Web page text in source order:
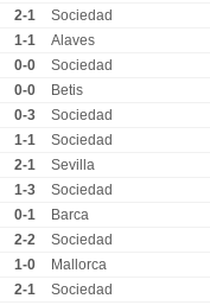
2-1
Sociedad
1-1
Alaves
0-0
Sociedad
0-0
Betis
0-3
Sociedad
1-1
Sociedad
2-1
Sevilla
1-3
Sociedad
0-1
Barca
2-2
Sociedad
1-0
Mallorca
2-1
Sociedad